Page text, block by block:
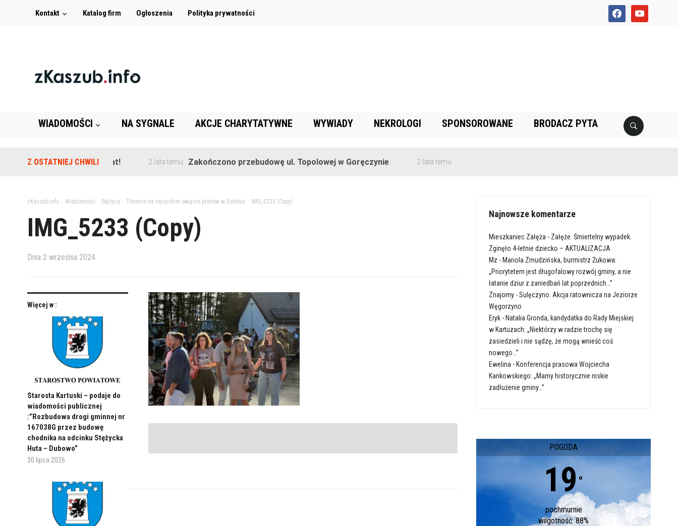
facebookyoutube
Kontakt Katalog firm Ogłoszenia Polityka prywatności
WIADOMOŚCI NA SYGNALE AKCJE CHARYTATYWNE WYWIADY NEKROLOGI SPONSOROWANE BRODACZ PYTA
Z OSTATNIEJ CHWILI
znaleziono granat! 2 lata temu Zakończono przebudowę ul. Topolowej w Goręczynie 2 lata temu
zKaszub.info> Wiadomości Stężyca Tłumnie na stężyckim święcie plonów w Gołubiu IMG_5233 (Copy)
IMG_5233 (Copy)
Dnia 2 września 2024
Więcej w :
Starosta Kartuski – podaje do
wiadomości publicznej
:”Rozbudowa drogi gminnej nr
167038G przez budowę
chodnika na odcinku Stężycka
Huta – Dubowo”
30 lipca 2026
Najnowsze komentarze
Mieszkaniec Załęża - Załęże. Śmiertelny wypadek.
Zginęło 4-letnie dziecko – AKTUALIZACJA
Mz - Mariola Zmudzińska, burmistrz Żukowa:
„Priorytetem jest długofalowy rozwój gminy, a nie
łatanie dziur z zaniedbań lat poprzednich…”
Znajomy -Sulęczyno. Akcja ratownicza na Jeziorze
Węgorzyno
Eryk - Natalia Gronda, kandydatka do Rady Miejskiej
w Kartuzach: „Niektórzy w radzie trochę się
zasiedzieli i nie sądzę, że mogą wnieść coś
nowego…”
Ewelina - Konferencja prasowa Wojciecha
Kankowskiego: „Mamy historycznie niskie
zadłużenie gminy…”
POGODA
19 °
pochmurnie
wilgotność: 88%